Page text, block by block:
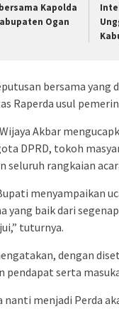
Kapolda
Ogan
bersama yang
Raperda usul
Akbar
DPRD, tokoh
seluruh rangkaian
menyampaikan
yang baik dari
tuturnya.
dengan
pendapat serta
nanti menjadi Perda